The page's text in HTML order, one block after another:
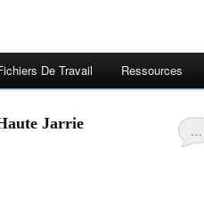
De Travail Ressources
…
Jarrie